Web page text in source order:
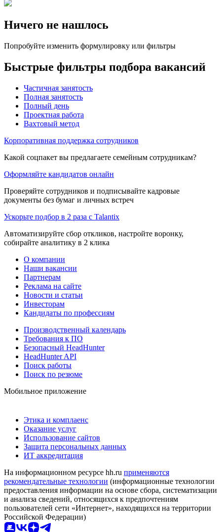
Ничего не нашлось
Попробуйте изменить формулировку или фильтры
Быстрые фильтры подбора вакансий
Частичная занятость
Полная занятость
Полный день
Проектная работа
Вахтовый метод
Корпоративная поддержка сотрудников
Какой соцпакет вы предлагаете семейным сотрудникам?
Оформляйте кандидатов онлайн
Проверяйте сотрудников и подписывайте кадровые
документы без бумаг и личных встреч
Ускорьте подбор в 2 раза с Talantix
Автоматизируйте сбор откликов, настройте воронку,
собирайте аналитику в 2 клика
О компании
Наши вакансии
Партнерам
Реклама на сайте
Новости и статьи
Инвесторам
Кандидаты по профессиям
Производственный календарь
Требования к ПО
Безопасный HeadHunter
HeadHunter API
Поиск работы
Поиск по резюме
Мобильное приложение
Этика и комплаенс
Оказание услуг
Использование сайтов
Защита персональных данных
ИТ аккредитация
На информационном ресурсе hh.ru применяются
рекомендательные технологии (информационные технологии
предоставления информации на основе сбора, систематизации
и анализа сведений, относящихся к предпочтениям
пользователей сети «Интернет», находящихся на территории
Российской Федерации)